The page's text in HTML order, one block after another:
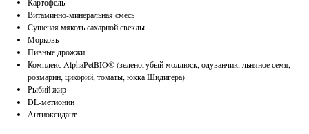
Картофель
Витаминно-минеральная смесь
Сушеная мякоть сахарной свеклы
Морковь
Пивные дрожжи
Комплекс AlphaPetBIO® (зеленогубый моллюск, одуванчик, льняное семя,
розмарин, цикорий, томаты, юкка Шидигера)
Рыбий жир
DL-метионин
Антиоксидант